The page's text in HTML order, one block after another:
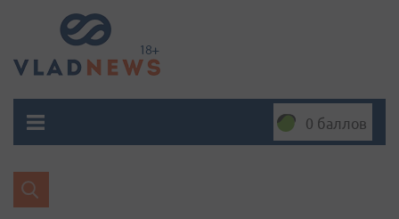
0 баллов